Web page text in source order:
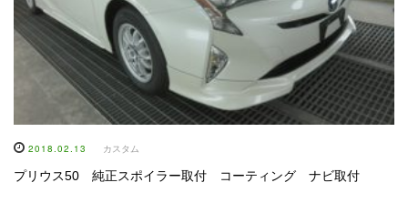
2018.02.13 カスタム
プリウス50 純正スポイラー取付 コーティング ナビ取付